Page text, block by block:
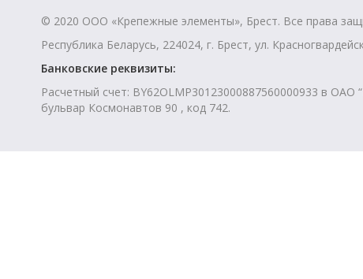
© 2020 ООО «Крепежные элементы», Брест. Все права
Республика Беларусь, 224024, г. Брест, ул.
Банковские реквизиты:
Расчетный счет: BY62OLMP30123000887560000933 в ОАО
бульвар Космонавтов 90 , код 742.